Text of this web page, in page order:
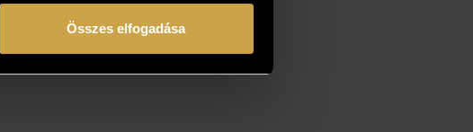
Összes elfogadása